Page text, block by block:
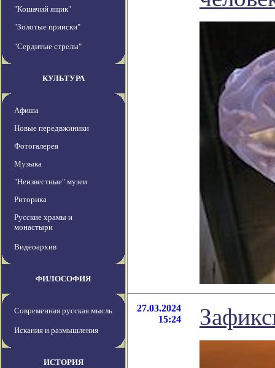
"Кошачий ящик"
"Золотые прииски"
"Сердитые стрелы"
КУЛЬТУРА
Афиша
Новые передвжиники
Фотогалерея
Музыка
"Неизвестные" музеи
Риторика
Русские храмы и
монастыри
Видеоархив
ФИЛОСОФИЯ
Современная русская мысль
Искания и размышления
ИСТОРИЯ
27.03.2024
15:24